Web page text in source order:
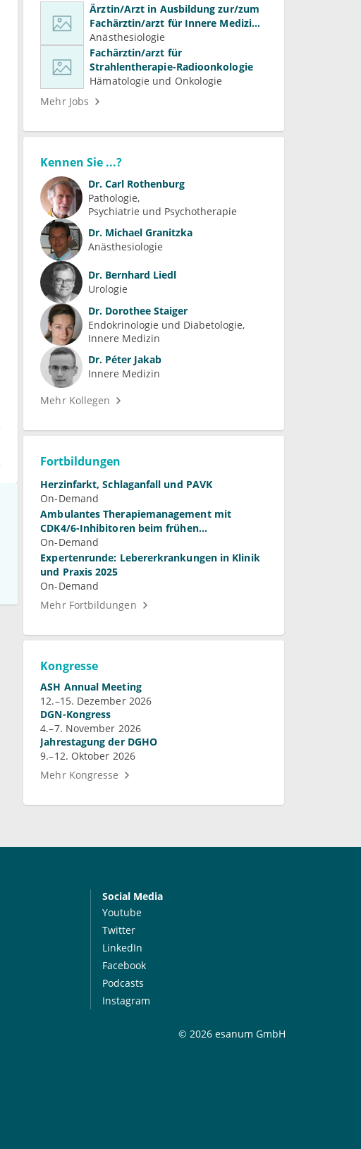
Ärztin/Arzt in Ausbildung zur/zum
Fachärztin/arzt für Innere Medizin
(Kardiologie, Nephrologie,
Intensivmedizin)
Anästhesiologie
Fachärztin/arzt für
Strahlentherapie-Radioonkologie
Hämatologie und Onkologie
Mehr Jobs
Kennen Sie ...?
Dr. Carl Rothenburg
Pathologie
Psychiatrie und Psychotherapie
Dr. Michael Granitzka
Anästhesiologie
Dr. Bernhard Liedl
Urologie
Dr. Dorothee Staiger
Endokrinologie und Diabetologie
Innere Medizin
Dr. Péter Jakab
Innere Medizin
Mehr Kollegen
Fortbildungen
Herzinfarkt, Schlaganfall und PAVK
On-Demand
Ambulantes Therapiemanagement mit
CDK4/6-Inhibitoren beim frühen
Mammakarzinom
On-Demand
Expertenrunde: Lebererkrankungen in Klinik
und Praxis 2025
On-Demand
Mehr Fortbildungen
Kongresse
ASH Annual Meeting
12.–15. Dezember 2026
DGN-Kongress
4.–7. November 2026
Jahrestagung der DGHO
9.–12. Oktober 2026
Mehr Kongresse
Social Media
Youtube
Twitter
LinkedIn
Facebook
Podcasts
Instagram
© 2026 esanum GmbH